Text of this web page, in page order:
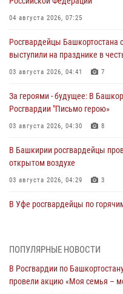
04 августа 2026, 07:25
Росгвардейцы Башкортостана
выступили на празднике в
03 августа 2026, 04:41 7
За героями - будущее: В
Росгвардии "Письмо герою»
03 августа 2026, 04:30 8
В Башкирии росгвардейцы
открытом воздухе
03 августа 2026, 04:29 3
В Уфе росгвардейцы по
Башкортостана ответил на
30 июля 2026, 12:54
ПОПУЛЯРНЫЕ НОВОСТИ
В Росгвардии по
провели акцию «Моя семья –